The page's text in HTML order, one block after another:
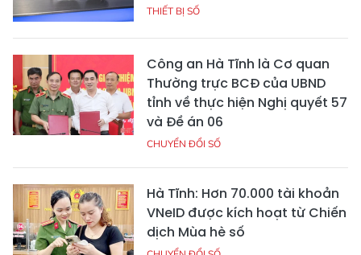
THIẾT BỊ SỐ
Công an Hà Tĩnh là Cơ quan
Thường trực BCĐ của UBND
tỉnh về thực hiện Nghị quyết 57
và Đề án 06
CHUYỂN ĐỔI SỐ
Hà Tĩnh: Hơn 70.000 tài khoản
VNeID được kích hoạt từ Chiến
dịch Mùa hè số